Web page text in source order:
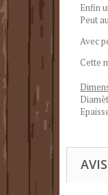
Enfin
Peut
Avec
Cette
AVIS